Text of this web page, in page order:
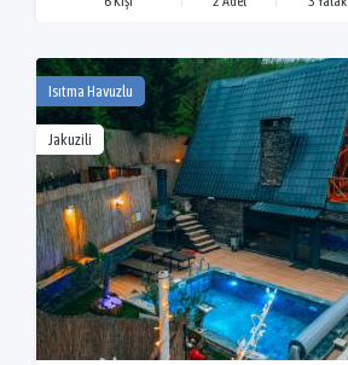
Isıtma Havuzlu
Jakuzili